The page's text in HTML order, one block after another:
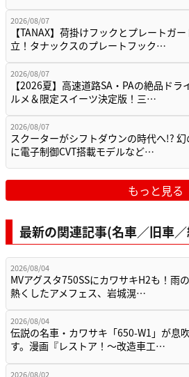
2026/08/07
【TANAX】荷掛けフックとプレートガ
立！タナックスのプレートフック…
2026/08/07
【2026夏】高速道路SA・PAの絶品ドラ
ルメ＆限定スイーツ決定版！三…
2026/08/07
スクーターがシフトダウンの時代へ!?
に電子制御CVT搭載モデルなど…
もっと見る
最新の関連記事(名車／旧車
2026/08/04
MVアグスタ750SSにカワサキH2も！雨
熱くしたアメフェス、岩城滉…
2026/08/04
伝説の名車・カワサキ「650-W1」が息
す。漫画『レストア！～改造車工…
2026/08/02